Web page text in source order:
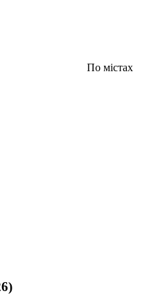
По містах